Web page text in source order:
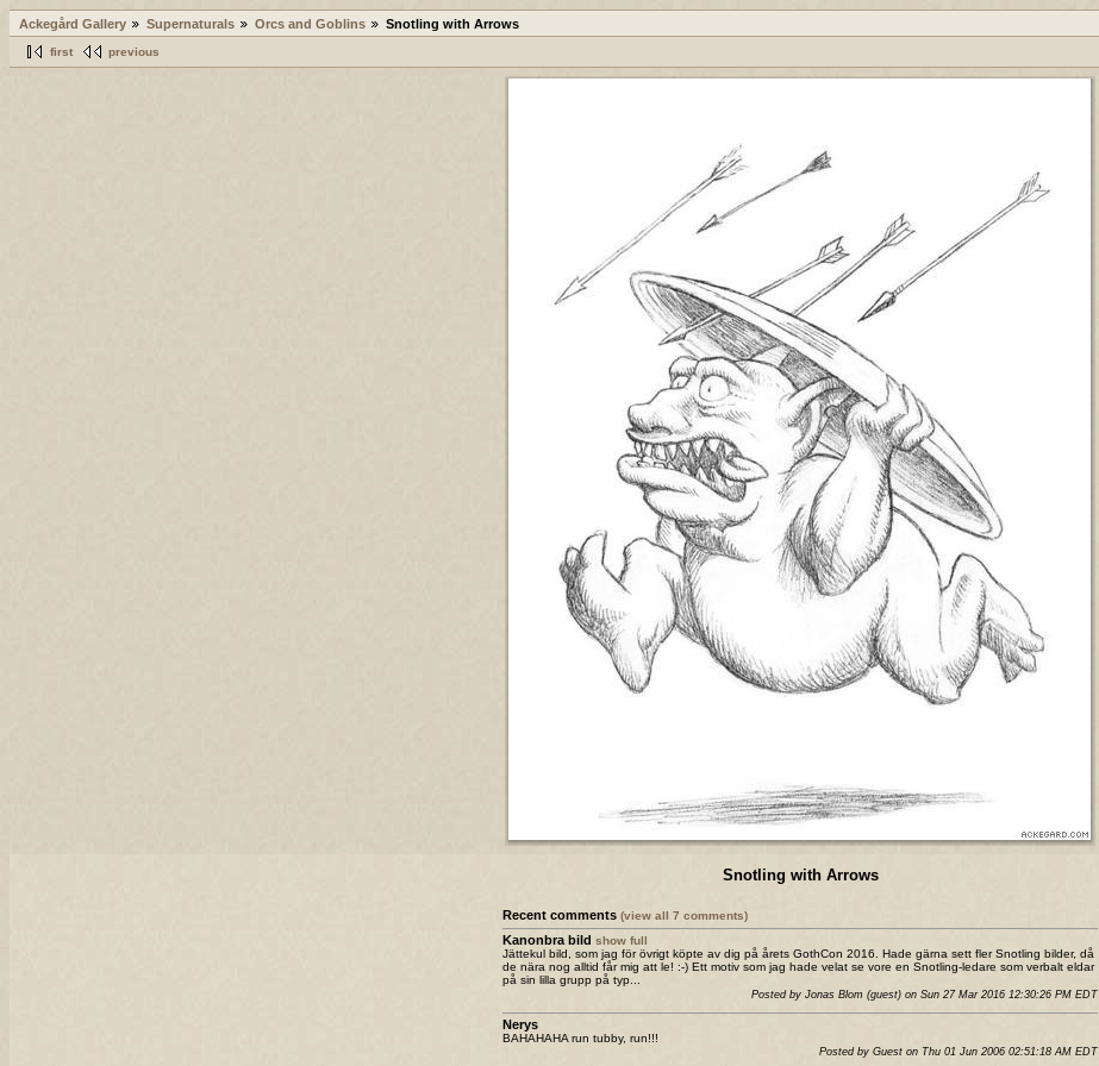
Ackegård Gallery Supernaturals Orcs and Goblins Snotling with Arrows
first previous
Snotling with Arrows
Recent comments (view all 7 comments)
Kanonbra bild show full
Jättekul bild, som jag för övrigt köpte av dig på årets GothCon 2016. Hade gärna sett fler Snotling bilder, då
de nära nog alltid får mig att le! :-) Ett motiv som jag hade velat se vore en Snotling-ledare som verbalt eldar
på sin lilla grupp på typ...
Posted by Jonas Blom (guest) on Sun 27 Mar 2016 12:30:26 PM EDT
Nerys
BAHAHAHA run tubby, run!!!
Posted by Guest on Thu 01 Jun 2006 02:51:18 AM EDT